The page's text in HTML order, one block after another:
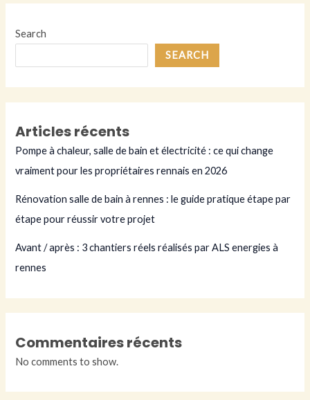
rennes
Search
SEARCH
Articles récents
Pompe à chaleur, salle de bain et électricité : ce qui change
vraiment pour les propriétaires rennais en 2026
Rénovation salle de bain à rennes : le guide pratique étape par
étape pour réussir votre projet
Avant / après : 3 chantiers réels réalisés par ALS energies à
rennes
Commentaires récents
No comments to show.